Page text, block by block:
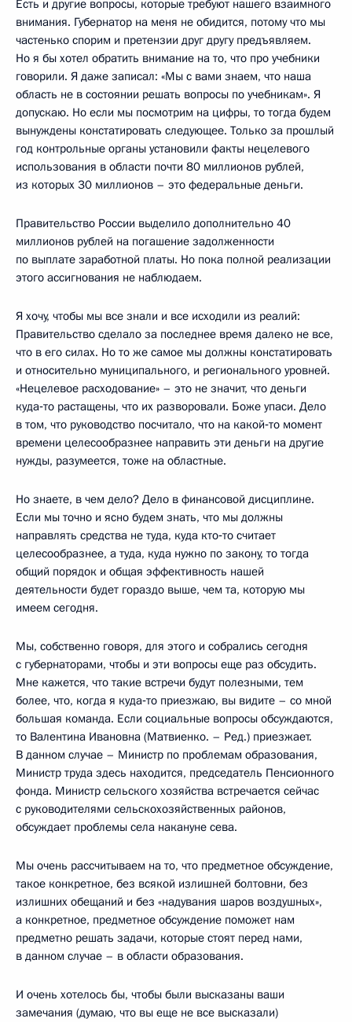
Есть и другие вопросы, которые требуют нашего взаимного
внимания. Губернатор на меня не обидится, потому что мы
частенько спорим и претензии друг другу предъявляем.
Но я бы хотел обратить внимание на то, что про учебники
говорили. Я даже записал: «Мы с вами знаем, что наша
область не в состоянии решать вопросы по учебникам». Я
допускаю. Но если мы посмотрим на цифры, то тогда будем
вынуждены констатировать следующее. Только за прошлый
год контрольные органы установили факты нецелевого
использования в области почти 80 миллионов рублей,
из которых 30 миллионов – это федеральные деньги.
Правительство России выделило дополнительно 40
миллионов рублей на погашение задолженности
по выплате заработной платы. Но пока полной реализации
этого ассигнования не наблюдаем.
Я хочу, чтобы мы все знали и все исходили из реалий:
Правительство сделало за последнее время далеко не все,
что в его силах. Но то же самое мы должны констатировать
и относительно муниципального, и регионального уровней.
«Нецелевое расходование» – это не значит, что деньги
куда‑то растащены, что их разворовали. Боже упаси. Дело
в том, что руководство посчитало, что на какой‑то момент
времени целесообразнее направить эти деньги на другие
нужды, разумеется, тоже на областные.
Но знаете, в чем дело? Дело в финансовой дисциплине.
Если мы точно и ясно будем знать, что мы должны
направлять средства не туда, куда кто‑то считает
целесообразнее, а туда, куда нужно по закону, то тогда
общий порядок и общая эффективность нашей
деятельности будет гораздо выше, чем та, которую мы
имеем сегодня.
Мы, собственно говоря, для этого и собрались сегодня
с губернаторами, чтобы и эти вопросы еще раз обсудить.
Мне кажется, что такие встречи будут полезными, тем
более, что, когда я куда‑то приезжаю, вы видите – со мной
большая команда. Если социальные вопросы обсуждаются,
то Валентина Ивановна (Матвиенко. – Ред.) приезжает.
В данном случае – Министр по проблемам образования,
Министр труда здесь находится, председатель Пенсионного
фонда. Министр сельского хозяйства встречается сейчас
с руководителями сельскохозяйственных районов,
обсуждает проблемы села накануне сева.
Мы очень рассчитываем на то, что предметное обсуждение,
такое конкретное, без всякой излишней болтовни, без
излишних обещаний и без «надувания шаров воздушных»,
а конкретное, предметное обсуждение поможет нам
предметно решать задачи, которые стоят перед нами,
в данном случае – в области образования.
И очень хотелось бы, чтобы были высказаны ваши
замечания (думаю, что вы еще не все высказали)